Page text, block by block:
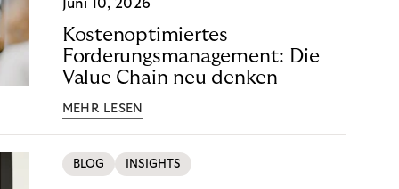
Juni 10, 2026
Kostenoptimiertes
Forderungsmanagement: Die
Value Chain neu denken
MEHR LESEN
BLOG INSIGHTS